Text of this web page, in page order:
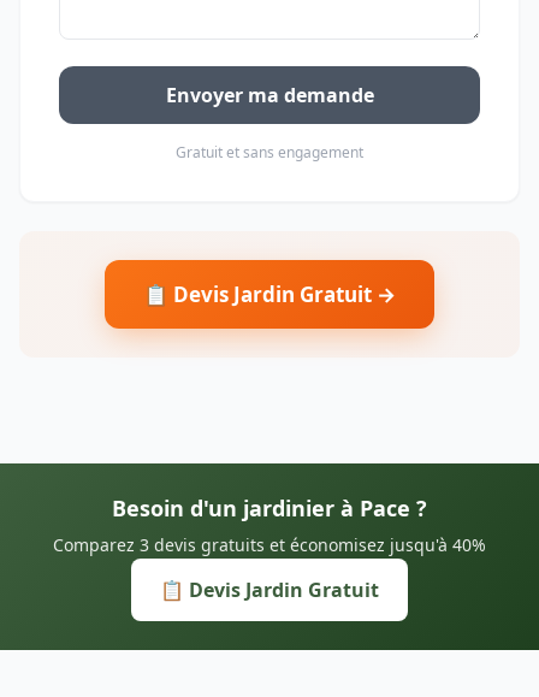
Envoyer ma demande
Gratuit et sans engagement
📋 Devis Jardin Gratuit →
Besoin d'un jardinier à Pace ?
Comparez 3 devis gratuits et économisez jusqu'à 40%
📋 Devis Jardin Gratuit